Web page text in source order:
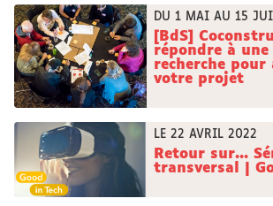
DU 1 MAI AU 15
[BdS]
répondre à
recherche
votre projet
LE 22 AVRIL 2022
Retour sur...
transversal |